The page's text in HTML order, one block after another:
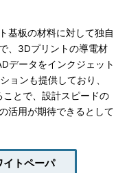
基板の材料に対して独自
、3Dプリントの導電材
データをインクジェット
ョンも提供しており、
とで、設計スピードの
活用が期待できるとして
トペーパ